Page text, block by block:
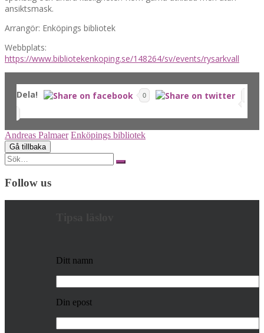
ansiktsmask.
Arrangör: Enköpings bibliotek
Webbplats:
https://www.bibliotekenkoping.se/148264/sv/events/rysarkvall
Dela! 0
Andreas Palmaer Enköpings bibliotek
Search
for:
Follow us
Ditt namn
Din epost